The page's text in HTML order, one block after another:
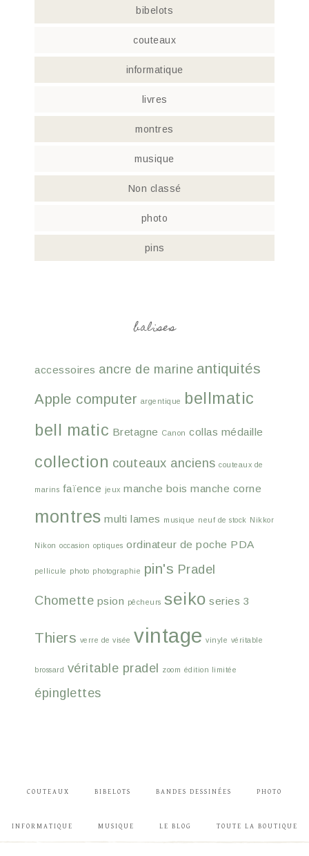
bibelots
couteaux
informatique
livres
montres
musique
Non classé
photo
pins
balises
accessoires ancre de marine antiquités
Apple computer argentique
bellmatic
bell matic Bretagne Canon collas médaille
collection couteaux anciens couteaux de
marins faïence jeux manche bois manche corne
montres multi lames musique neuf de stock Nikkor
Nikon occasion optiques ordinateur de poche PDA
pellicule photo photographie pin's Pradel
Chomette psion pêcheurs seiko series 3
Thiers verre de visée vintage vinyle véritable
brossard véritable pradel zoom édition limitée
épinglettes
COUTEAUX BIBELOTS BANDES DESSINÉES PHOTO
INFORMATIQUE MUSIQUE LE BLOG TOUTE LA BOUTIQUE